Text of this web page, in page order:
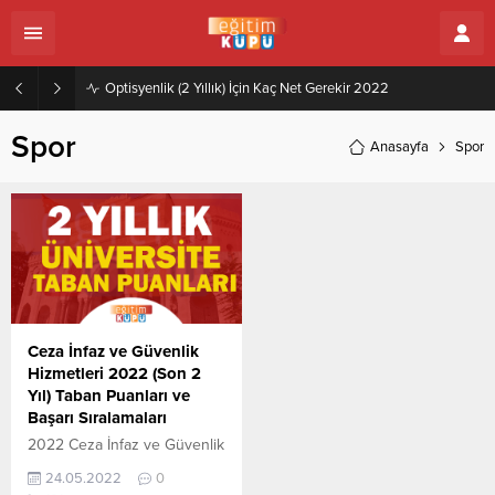
Optisyenlik (2 Yıllık) İçin Kaç Net Gerekir 2022
Spor Anasayfa Spor
Ceza İnfaz ve Güvenlik
Hizmetleri 2022 (Son 2
Yıl) Taban Puanları ve
Başarı Sıralamaları
2022 Ceza İnfaz ve Güvenlik
puanları ile başarı
24.05.2022
0